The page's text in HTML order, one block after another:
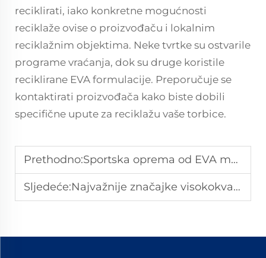
reciklirati, iako konkretne mogućnosti
reciklaže ovise o proizvođaču i lokalnim
reciklažnim objektima. Neke tvrtke su ostvarile
programe vraćanja, dok su druge koristile
reciklirane EVA formulacije. Preporučuje se
kontaktirati proizvođača kako biste dobili
specifične upute za reciklažu vaše torbice.
Prethodno:Sportska oprema od EVA materijala visoke gustoće: Unaprijedite svoju zaštitu za borbačke vještine i boks
Sljedeće:Najvažnije značajke visokokvalitetne torbice za plažu